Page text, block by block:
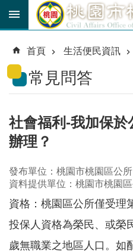
跳到主要內容區塊
育
貼
公
路
線
民
卡
進
階
搜
尋
首頁 生活便民資訊
常見問答
社會福利-我加保
辦理？
發布單位：桃園市桃園區公所
資料提供單位：桃園市桃園
資格：桃園區公所僅受理
投保人資格為榮民、或榮
歲無職業之地區人口。如